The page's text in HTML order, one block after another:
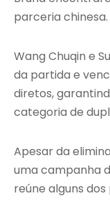
parceria chinesa.
Wang Chuqin e
da partida e
diretos,
categoria de
Apesar da
uma campanha
reúne alguns